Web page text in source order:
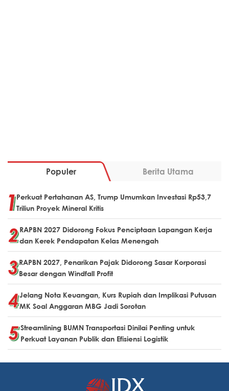
Populer Berita Utama
Perkuat Pertahanan AS, Trump Umumkan Investasi Rp53,7
Triliun Proyek Mineral Kritis
RAPBN 2027 Didorong Fokus Penciptaan Lapangan Kerja
dan Kerek Pendapatan Kelas Menengah
RAPBN 2027, Penarikan Pajak Didorong Sasar Korporasi
Besar dengan Windfall Profit
Jelang Nota Keuangan, Kurs Rupiah dan Implikasi Putusan
MK Soal Anggaran MBG Jadi Sorotan
Streamlining BUMN Transportasi Dinilai Penting untuk
Perkuat Layanan Publik dan Efisiensi Logistik